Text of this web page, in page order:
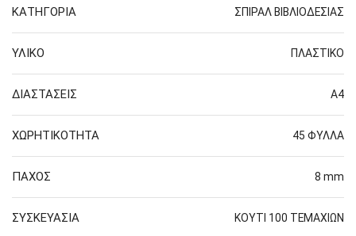
ΚΑΤΗΓΟΡΙΑ ΣΠΙΡΑΛ ΒΙΒΛΙΟΔΕΣΙΑΣ
ΥΛΙΚΟ ΠΛΑΣΤΙΚΟ
ΔΙΑΣΤΑΣΕΙΣ Α4
ΧΩΡΗΤΙΚΟΤΗΤΑ 45 ΦΥΛΛΑ
ΠΑΧΟΣ 8 mm
ΣΥΣΚΕΥΑΣΙΑ ΚΟΥΤΙ 100 ΤΕΜΑΧΙΩΝ